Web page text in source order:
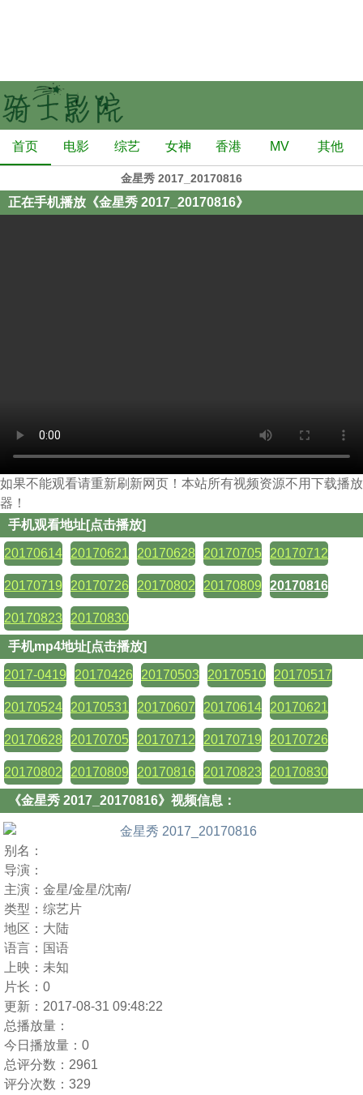
首页 电影 综艺 女神 香港 MV 其他
金星秀 2017_20170816
正在手机播放《金星秀 2017_20170816》
如果不能观看请重新刷新网页！本站所有视频资源不用下载播放
器！
手机观看地址[点击播放]
20170614 20170621 20170628 20170705 20170712
20170719 20170726 20170802 20170809 20170816
20170823 20170830
手机mp4地址[点击播放]
2017-0419 20170426 20170503 20170510 20170517
20170524 20170531 20170607 20170614 20170621
20170628 20170705 20170712 20170719 20170726
20170802 20170809 20170816 20170823 20170830
《金星秀 2017_20170816》视频信息：
别名：
导演：
主演： 金星/金星/沈南/
类型： 综艺片
地区： 大陆
语言： 国语
上映： 未知
片长： 0
更新： 2017-08-31 09:48:22
总播放量：
今日播放量： 0
总评分数： 2961
评分次数： 329